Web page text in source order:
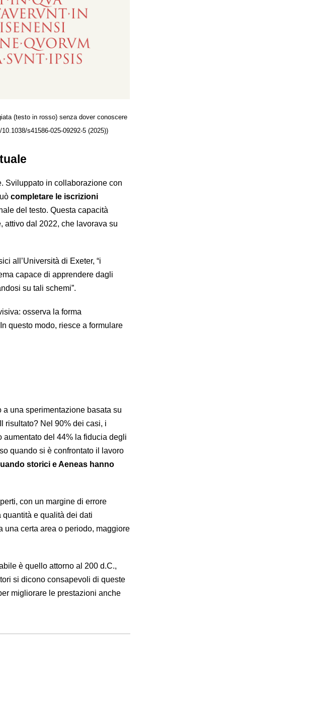
(testo in rosso) senza dover conoscere
s41586-025-09292-5 (2025))
Sviluppato in collaborazione con
completare le iscrizioni
del testo. Questa capacità
attivo dal 2022, che lavorava su
all’Università di Exeter, “i
capace di apprendere dagli
su tali schemi”.
osserva la forma
questo modo, riesce a formulare
a una sperimentazione basata su
risultato? Nel 90% dei casi, i
aumentato del 44% la fiducia degli
quando si è confrontato il lavoro
storici e Aeneas hanno
con un margine di errore
e qualità dei dati
certa area o periodo, maggiore
è quello attorno al 200 d.C.,
si dicono consapevoli di queste
migliorare le prestazioni anche